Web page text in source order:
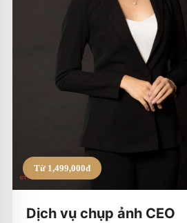
Từ 1,499,000đ
Dịch vụ chụp ảnh CEO